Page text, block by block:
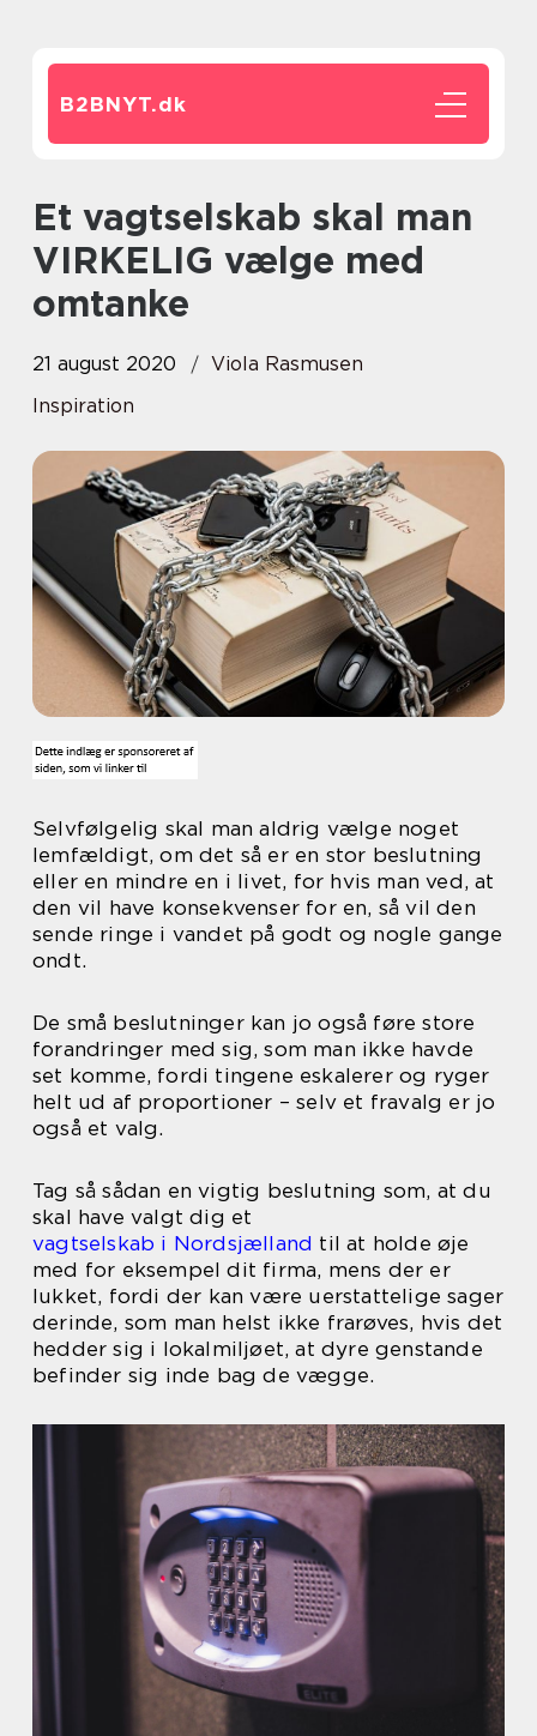
B2BNYT.dk
Et vagtselskab skal man
VIRKELIG vælge med
omtanke
21 august 2020
Viola Rasmusen
Inspiration
Selvfølgelig skal man aldrig vælge noget
lemfældigt, om det så er en stor beslutning
eller en mindre en i livet, for hvis man ved, at
den vil have konsekvenser for en, så vil den
sende ringe i vandet på godt og nogle gange
ondt.
De små beslutninger kan jo også føre store
forandringer med sig, som man ikke havde
set komme, fordi tingene eskalerer og ryger
helt ud af proportioner – selv et fravalg er jo
også et valg.
Tag så sådan en vigtig beslutning som, at du
skal have valgt dig et
vagtselskab i Nordsjælland til at holde øje
med for eksempel dit firma, mens der er
lukket, fordi der kan være uerstattelige sager
derinde, som man helst ikke frarøves, hvis det
hedder sig i lokalmiljøet, at dyre genstande
befinder sig inde bag de vægge.